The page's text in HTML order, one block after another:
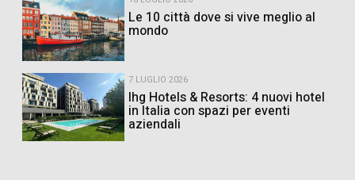
Le 10 città dove si vive meglio al
mondo
7 LUGLIO 2026
Ihg Hotels & Resorts: 4 nuovi hotel
in Italia con spazi per eventi
aziendali